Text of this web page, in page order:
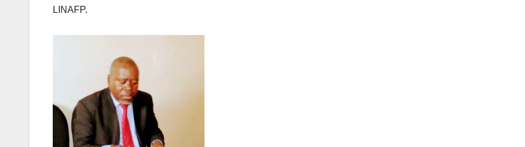
LINAFP.